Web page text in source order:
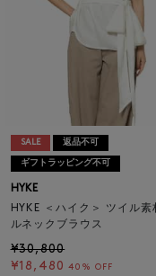
SALE 返品不可
ギフトラッピング不可
HYKE
HYKE ＜ハイク＞ ツイル素
ルネックブラウス
¥30,800
¥18,480 40% OFF